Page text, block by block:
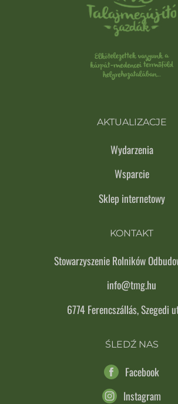
AKTUALIZACJE
Wydarzenia
Wsparcie
Sklep internetowy
KONTAKT
Stowarzyszenie Rolników
info@tmg.hu
6774 Ferencszállás, Szegedi
ŚLEDŹ NAS
Facebook
Instagram